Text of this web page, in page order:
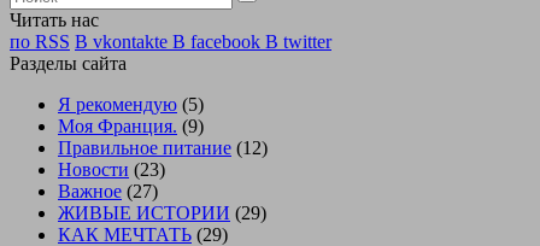
Читать нас
по RSS В vkontakte В facebook В twitter
Разделы сайта
Я рекомендую (5)
Моя Франция. (9)
Правильное питание (12)
Новости (23)
Важное (27)
ЖИВЫЕ ИСТОРИИ (29)
КАК МЕЧТАТЬ (29)